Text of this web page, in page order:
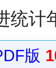
统计
版